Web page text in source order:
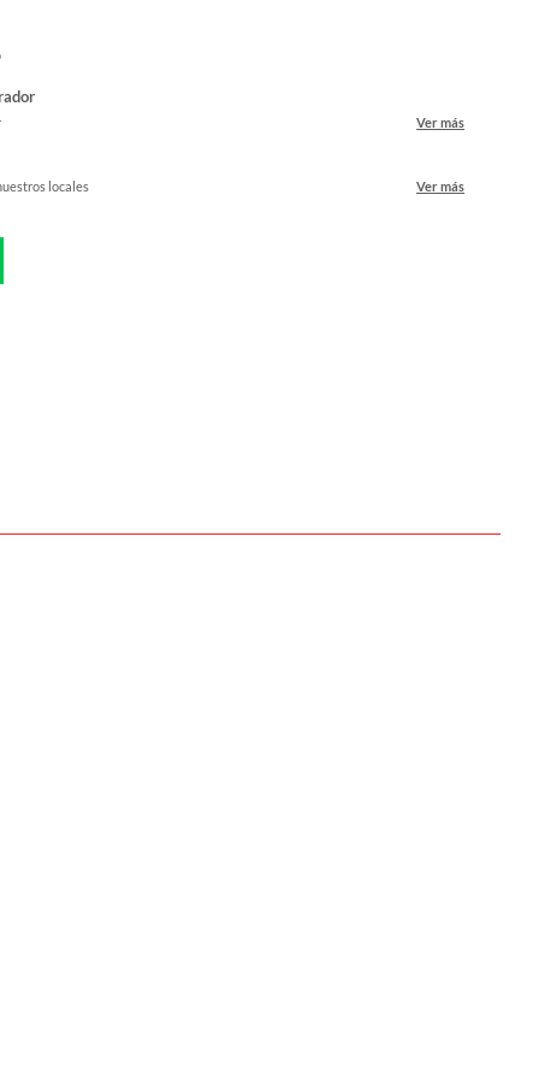
Ver más
locales Ver más